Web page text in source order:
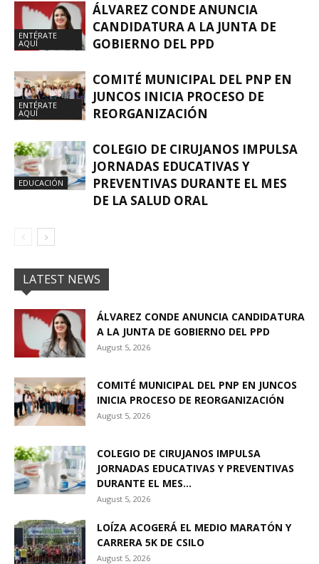
ENTÉRATE
AQUÍ
ÁLVAREZ CONDE ANUNCIA
CANDIDATURA A LA JUNTA DE
GOBIERNO DEL PPD
ENTÉRATE
AQUÍ
COMITÉ MUNICIPAL DEL PNP EN
JUNCOS INICIA PROCESO DE
REORGANIZACIÓN
EDUCACIÓN
COLEGIO DE CIRUJANOS IMPULSA
JORNADAS EDUCATIVAS Y
PREVENTIVAS DURANTE EL MES
DE LA SALUD ORAL
LATEST NEWS
ÁLVAREZ CONDE ANUNCIA CANDIDATURA
A LA JUNTA DE GOBIERNO DEL PPD
August 5, 2026
COMITÉ MUNICIPAL DEL PNP EN JUNCOS
INICIA PROCESO DE REORGANIZACIÓN
August 5, 2026
COLEGIO DE CIRUJANOS IMPULSA
JORNADAS EDUCATIVAS Y PREVENTIVAS
DURANTE EL MES...
August 5, 2026
LOÍZA ACOGERÁ EL MEDIO MARATÓN Y
CARRERA 5K DE CSILO
August 5, 2026